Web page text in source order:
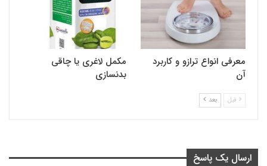
معرفی انواع ترازو و کاربرد
آن
مکمل لاغری یا چاقی
بدنسازی
قبل بعد
ارسال یک پاسخ